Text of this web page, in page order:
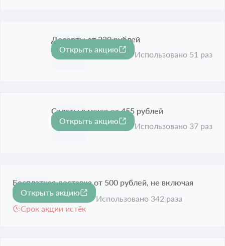
Десерты от 230 рублей
Срок акции истёк
Открыть акцию
Использовано 51 раз
Салаты в меню от 455 рублей
Срок акции истёк
Открыть акцию
Использовано 37 раз
Бесплатная доставка от 500 рублей, не включая
стоимость напитков
Срок акции истёк
Открыть акцию
Использовано 342 раза